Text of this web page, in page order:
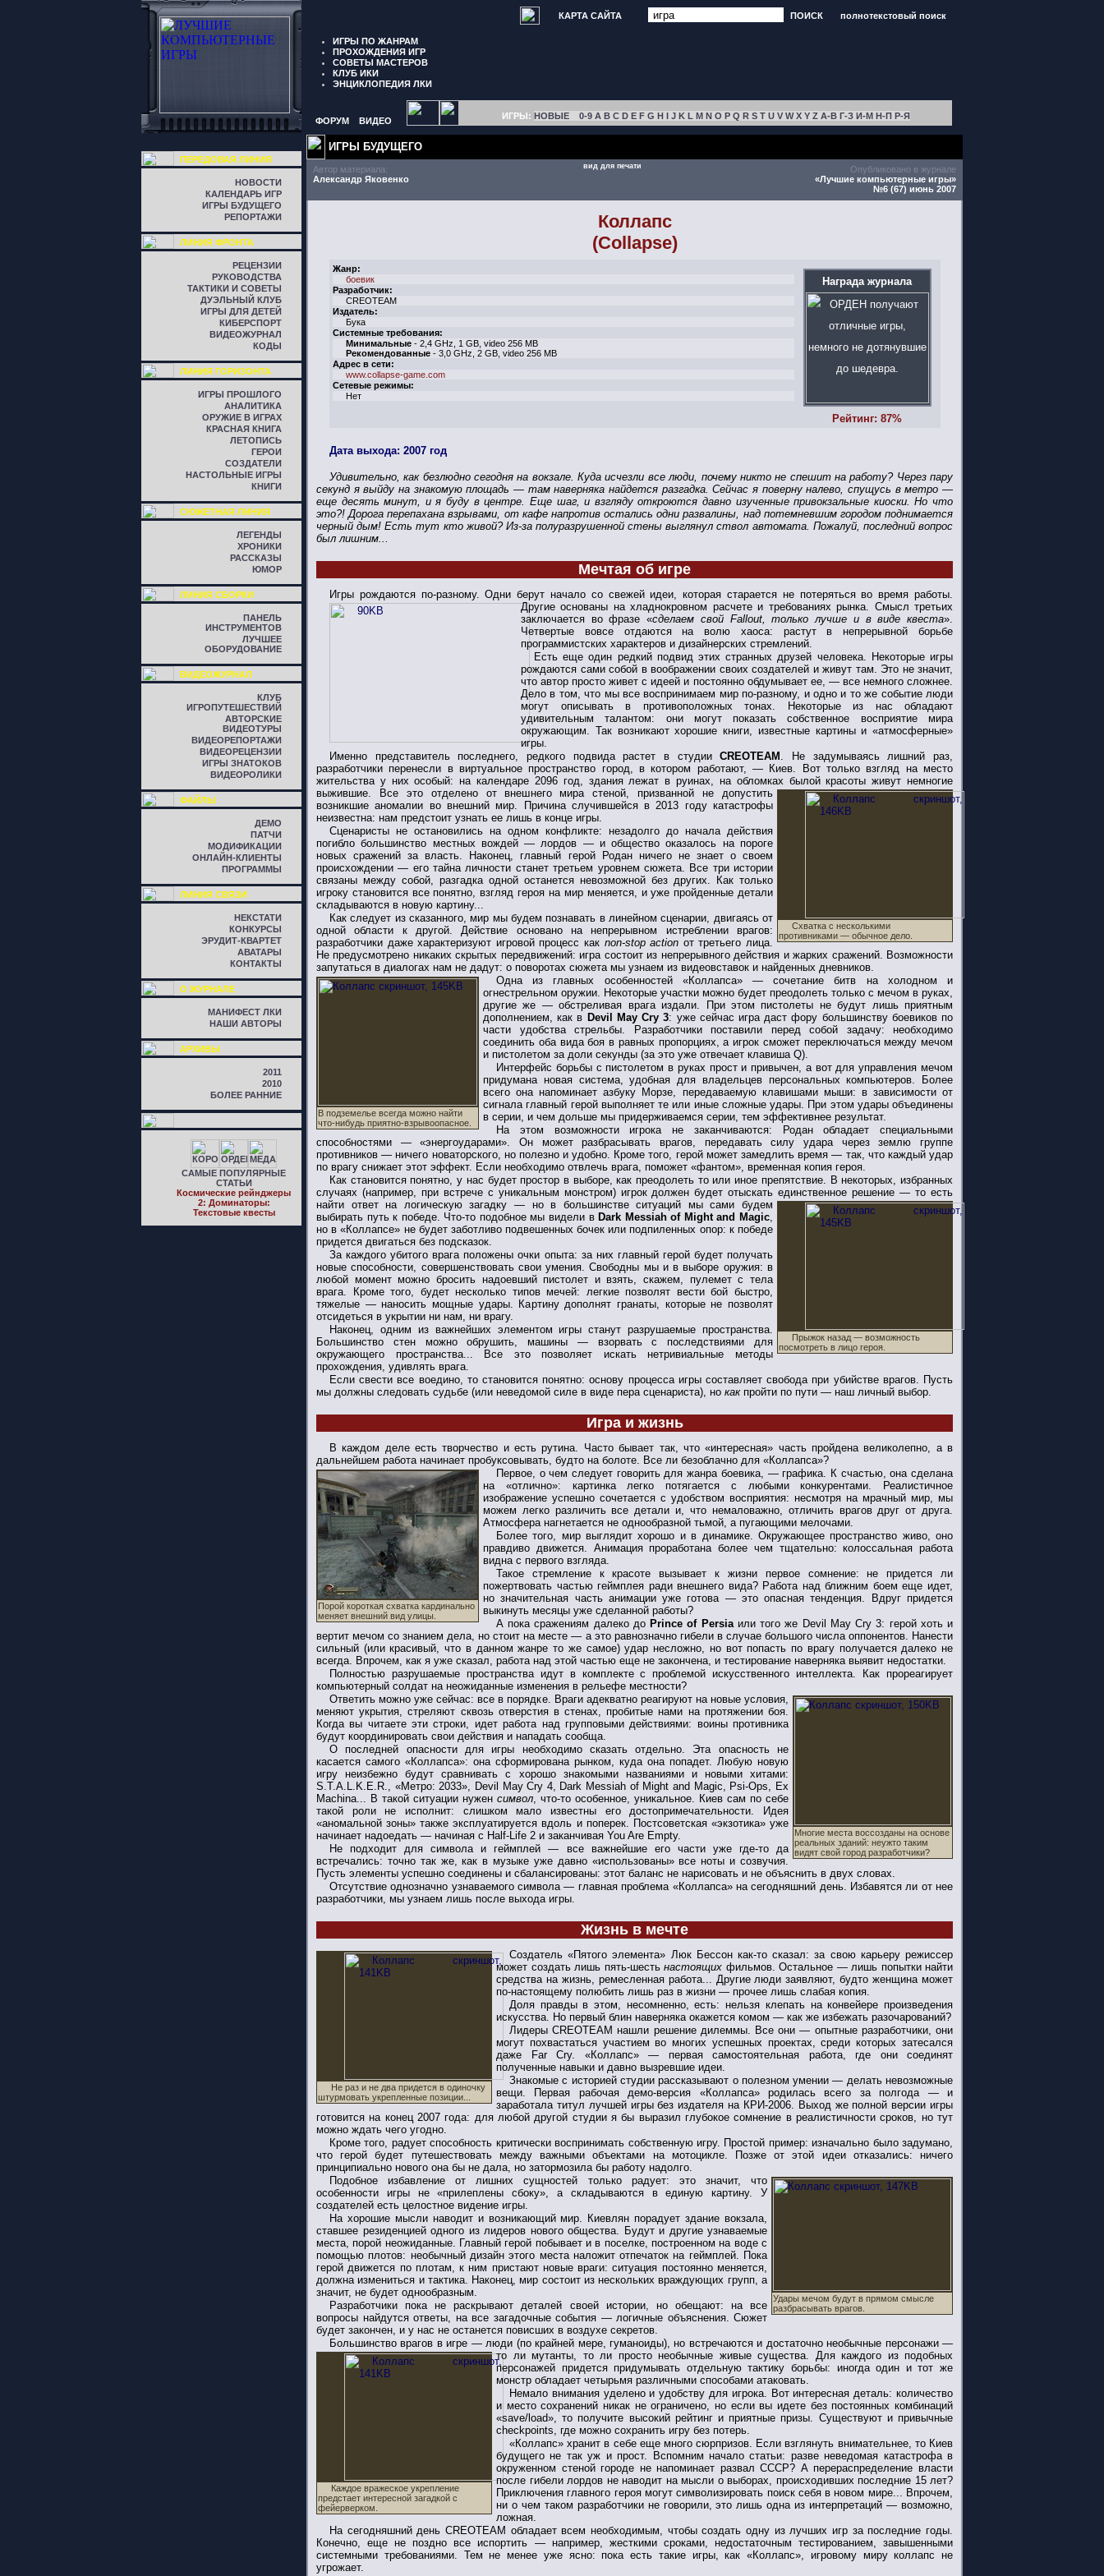
КАРТА САЙТА ПОИСК полнотекстовый поиск
ИГРЫ ПО ЖАНРАМ
ПРОХОЖДЕНИЯ ИГР
СОВЕТЫ МАСТЕРОВ
КЛУБ ИКИ
ЭНЦИКЛОПЕДИЯ ЛКИ
ФОРУМ ВИДЕО ИГРЫ: НОВЫЕ 0-9 A B C D E F G H I J K L M N O P Q R S T U V W X Y Z А-В Г-З И-М Н-П Р-Я
ПЕРЕДОВАЯ ЛИНИЯ
НОВОСТИ
КАЛЕНДАРЬ ИГР
ИГРЫ БУДУЩЕГО
РЕПОРТАЖИ
ЛИНИЯ ФРОНТА
РЕЦЕНЗИИ
РУКОВОДСТВА
ТАКТИКИ И СОВЕТЫ
ДУЭЛЬНЫЙ КЛУБ
ИГРЫ ДЛЯ ДЕТЕЙ
КИБЕРСПОРТ
ВИДЕОЖУРНАЛ
КОДЫ
ЛИНИЯ ГОРИЗОНТА
ИГРЫ ПРОШЛОГО
АНАЛИТИКА
ОРУЖИЕ В ИГРАХ
КРАСНАЯ КНИГА
ЛЕТОПИСЬ
ГЕРОИ
СОЗДАТЕЛИ
НАСТОЛЬНЫЕ ИГРЫ
КНИГИ
СЮЖЕТНАЯ ЛИНИЯ
ЛЕГЕНДЫ
ХРОНИКИ
РАССКАЗЫ
ЮМОР
ЛИНИЯ СБОРКИ
ПАНЕЛЬ
ИНСТРУМЕНТОВ
ЛУЧШЕЕ
ОБОРУДОВАНИЕ
ВИДЕОЖУРНАЛ
КЛУБ
ИГРОПУТЕШЕСТВИЙ
АВТОРСКИЕ
ВИДЕОТУРЫ
ВИДЕОРЕПОРТАЖИ
ВИДЕОРЕЦЕНЗИИ
ИГРЫ ЗНАТОКОВ
ВИДЕОРОЛИКИ
ФАЙЛЫ
ДЕМО
ПАТЧИ
МОДИФИКАЦИИ
ОНЛАЙН-КЛИЕНТЫ
ПРОГРАММЫ
ЛИНИЯ СВЯЗИ
НЕКСТАТИ
КОНКУРСЫ
ЭРУДИТ-КВАРТЕТ
АВАТАРЫ
КОНТАКТЫ
О ЖУРНАЛЕ
МАНИФЕСТ ЛКИ
НАШИ АВТОРЫ
АРХИВЫ
2011
2010
БОЛЕЕ РАННИЕ
САМЫЕ ПОПУЛЯРНЫЕ
СТАТЬИ
Космические рейнджеры
2: Доминаторы:
Текстовые квесты
ИГРЫ БУДУЩЕГО
Автор материала:
Александр Яковенко
Опубликовано в журнале
«Лучшие компьютерные игры»
№6 (67) июнь 2007
вид для печати
Коллапс
(Collapse)
Жанр:
боевик
Разработчик:
CREOTEAM
Издатель:
Бука
Системные требования:
Минимальные- 2,4 GHz, 1 GB, video 256 MB
Рекомендованные- 3,0 GHz, 2 GB, video 256 MB
Адрес в сети:
www.collapse-game.com
Сетевые режимы:
Нет
Награда журнала
Рейтинг: 87%
Дата выхода: 2007 год
Удивительно, как безлюдно сегодня на вокзале. Куда исчезли все люди, почему никто не спешит на работу? Через пару
секунд я выйду на знакомую площадь — там наверняка найдется разгадка. Сейчас я поверну налево, спущусь в метро —
еще десять минут, и я буду в центре. Еще шаг, и взгляду откроются давно изученные привокзальные киоски. Но что
это?! Дорога перепахана взрывами, от кафе напротив остались одни развалины, над потемневшим городом поднимается
черный дым! Есть тут кто живой? Из-за полуразрушенной стены выглянул ствол автомата. Пожалуй, последний вопрос
был лишним...
Мечтая об игре
Игры рождаются по-разному. Одни берут начало со свежей идеи, которая старается не потеряться во время работы.
Другие основаны на хладнокровном расчете и требованиях рынка. Смысл третьих
заключается во фразе «сделаем свой Fallout, только лучше и в виде квеста».
Четвертые вовсе отдаются на волю хаоса: растут в непрерывной борьбе
программистских характеров и дизайнерских стремлений.
Есть еще один редкий подвид этих странных друзей человека. Некоторые игры
рождаются сами собой в воображении своих создателей и живут там. Это не значит,
что автор просто живет с идеей и постоянно обдумывает ее, — все немного сложнее.
Дело в том, что мы все воспринимаем мир по-разному, и одно и то же событие люди
могут описывать в противоположных тонах. Некоторые из нас обладают
удивительным талантом: они могут показать собственное восприятие мира
окружающим. Так возникают хорошие книги, известные картины и «атмосферные»
игры.
Именно представитель последнего, редкого подвида растет в студииCREOTEAM . Не задумываясь лишний раз,
разработчики перенесли в виртуальное пространство город, в котором работают, — Киев. Вот только взгляд на место
жительства у них особый: на календаре 2096 год, здания лежат в руинах, на обломках былой красоты живут немногие
выжившие. Все это отделено от внешнего мира стеной,
Схватка с несколькими
противниками — обычное дело.
призванной не допустить
возникшие аномалии во внешний мир. Причина случившейся в 2013 году катастрофы
неизвестна: нам предстоит узнать ее лишь в конце игры.
Сценаристы не остановились на одном конфликте: незадолго до начала действия
погибло большинство местных вождей — лордов — и общество оказалось на пороге
новых сражений за власть. Наконец, главный герой Родан ничего не знает о своем
происхождении — его тайна личности станет третьем уровнем сюжета. Все три истории
связаны между собой, разгадка одной останется невозможной без других. Как только
игроку становится все понятно, взгляд героя на мир меняется, и уже пройденные детали
складываются в новую картину...
Как следует из сказанного, мир мы будем познавать в линейном сценарии, двигаясь от
одной области к другой. Действие основано на непрерывном истреблении врагов:
разработчики даже характеризуют игровой процесс как non-stop action от третьего лица.
Не предусмотрено никаких скрытых передвижений: игра состоит из непрерывного действия и жарких сражений. Возможности
запутаться в диалогах нам не дадут: о поворотах сюжета мы узнаем из видеовставок и найденных дневников.
В подземелье всегда можно найти
что-нибудь приятно-взрывоопасное.
Одна из главных особенностей «Коллапса» — сочетание битв на холодном и
огнестрельном оружии. Некоторые участки можно будет преодолеть только с мечом в руках,
другие же — обстреливая врага издали. При этом пистолеты не будут лишь приятным
дополнением, как в Devil May Cry 3: уже сейчас игра даст фору большинству боевиков по
части удобства стрельбы. Разработчики поставили перед собой задачу: необходимо
соединить оба вида боя в равных пропорциях, а игрок сможет переключаться между мечом
и пистолетом за доли секунды (за это уже отвечает клавиша Q).
Интерфейс борьбы с пистолетом в руках прост и привычен, а вот для управления мечом
придумана новая система, удобная для владельцев персональных компьютеров. Более
всего она напоминает азбуку Морзе, передаваемую клавишами мыши: в зависимости от
сигнала главный герой выполняет те или иные сложные удары. При этом удары объединены
в серии, и чем дольше мы придерживаемся серии, тем эффективнее результат.
На этом возможности игрока не заканчиваются: Родан обладает специальными
способностями — «энергоударами». Он может разбрасывать врагов, передавать силу удара через землю группе
противников — ничего новаторского, но полезно и удобно. Кроме того, герой может замедлить время — так, что каждый удар
по врагу снижает этот эффект. Если необходимо отвлечь врага, поможет «фантом», временная копия героя.
Как становится понятно, у нас будет простор в выборе, как преодолеть то или иное препятствие. В некоторых, избранных
случаях (например, при встрече с уникальным монстром) игрок должен будет отыскать единственное решение —
Прыжок назад — возможность
посмотреть в лицо героя.
то есть
найти ответ на логическую загадку — но в большинстве ситуаций мы сами будем
выбирать путь к победе. Что-то подобное мы видели в Dark Messiah of Might and Magic,
но в «Коллапсе» не будет заботливо подвешенных бочек или подпиленных опор: к победе
придется двигаться без подсказок.
За каждого убитого врага положены очки опыта: за них главный герой будет получать
новые способности, совершенствовать свои умения. Свободны мы и в выборе оружия: в
любой момент можно бросить надоевший пистолет и взять, скажем, пулемет с тела
врага. Кроме того, будет несколько типов мечей: легкие позволят вести бой быстро,
тяжелые — наносить мощные удары. Картину дополнят гранаты, которые не позволят
отсидеться в укрытии ни нам, ни врагу.
Наконец, одним из важнейших элементом игры станут разрушаемые пространства.
Большинство стен можно обрушить, машины — взорвать с последствиями для
окружающего пространства... Все это позволяет искать нетривиальные методы
прохождения, удивлять врага.
Если свести все воедино, то становится понятно: основу процесса игры составляет свобода при убийстве врагов. Пусть
мы должны следовать судьбе (или неведомой силе в виде пера сценариста), но какпройти по пути — наш личный выбор.
Игра и жизнь
В каждом деле есть творчество и есть рутина. Часто бывает так, что «интересная» часть пройдена великолепно, а в
дальнейшем работа начинает пробуксовывать, будто на болоте. Все ли безоблачно для «Коллапса»?
Порой короткая схватка кардинально
меняет внешний вид улицы.
Первое, о чем следует говорить для жанра боевика, — графика. К счастью, она сделана
на «отлично»: картинка легко потягается с любыми конкурентами. Реалистичное
изображение успешно сочетается с удобством восприятия: несмотря на мрачный мир, мы
можем легко различить все детали и, что немаловажно, отличить врагов друг от друга.
Атмосфера нагнетается не однообразной тьмой, а пугающими мелочами.
Более того, мир выглядит хорошо и в динамике. Окружающее пространство живо, оно
правдиво движется. Анимация проработана более чем тщательно: колоссальная работа
видна с первого взгляда.
Такое стремление к красоте вызывает к жизни первое сомнение: не придется ли
пожертвовать частью геймплея ради внешнего вида? Работа над ближним боем еще идет,
но значительная часть анимации уже готова — это опасная тенденция. Вдруг придется
выкинуть месяцы уже сделанной работы?
А пока сражениям далеко до Prince of Persiaили того же Devil May Cry 3: герой хоть и
вертит мечом со знанием дела, но стоит на месте — а это равнозначно гибели в случае большого числа оппонентов. Нанести
сильный (или красивый, что в данном жанре то же самое) удар несложно, но вот попасть по врагу получается далеко не
всегда. Впрочем, как я уже сказал, работа над этой частью еще не закончена, и тестирование наверняка выявит недостатки.
Полностью разрушаемые пространства идут в комплекте с проблемой искусственного интеллекта. Как прореагирует
компьютерный солдат на неожиданные изменения в рельефе местности?
Многие места воссозданы на основе
реальных зданий: неужто таким
видят свой город разработчики?
Ответить можно уже сейчас: все в порядке. Враги адекватно реагируют на новые условия,
меняют укрытия, стреляют сквозь отверстия в стенах, пробитые нами на протяжении боя.
Когда вы читаете эти строки, идет работа над групповыми действиями: воины противника
будут координировать свои действия и нападать сообща.
О последней опасности для игры необходимо сказать отдельно. Эта опасность не
касается самого «Коллапса»: она сформирована рынком, куда она попадет. Любую новую
игру неизбежно будут сравнивать с хорошо знакомыми названиями и новыми хитами:
S.T.A.L.K.E.R., «Метро: 2033», Devil May Cry 4, Dark Messiah of Might and Magic, Psi-Ops, Ex
Machina... В такой ситуации нужен символ, что-то особенное, уникальное. Киев сам по себе
такой роли не исполнит: слишком мало известны его достопримечательности. Идея
«аномальной зоны» также эксплуатируется вдоль и поперек. Постсоветская «экзотика» уже
начинает надоедать — начиная с Half-Life 2 и заканчивая You Are Empty.
Не подходит для символа и геймплей — все важнейшие его части уже где-то да
встречались: точно так же, как в музыке уже давно «использованы» все ноты и созвучия.
Пусть элементы успешно соединены и сбалансированы: этот баланс не нарисовать и не объяснить в двух словах.
Отсутствие однозначно узнаваемого символа — главная проблема «Коллапса» на сегодняшний день. Избавятся ли от нее
разработчики, мы узнаем лишь после выхода игры.
Жизнь в мечте
Создатель «Пятого элемента»
Не раз и не два придется в одиночку
штурмовать укрепленные позиции...
Люк Бессон как-то сказал: за свою карьеру режиссер
может создать лишь пять-шесть настоящих фильмов. Остальное — лишь попытки найти
средства на жизнь, ремесленная работа... Другие люди заявляют, будто женщина может
по-настоящему полюбить лишь раз в жизни — прочее лишь слабая копия.
Доля правды в этом, несомненно, есть: нельзя клепать на конвейере произведения
искусства. Но первый блин наверняка окажется комом — как же избежать разочарований?
Лидеры CREOTEAM нашли решение дилеммы. Все они — опытные разработчики, они
могут похвастаться участием во многих успешных проектах, среди которых затесался
даже Far Cry. «Коллапс» — первая самостоятельная работа, где они соединят
полученные навыки и давно вызревшие идеи.
Знакомые с историей студии рассказывают о полезном умении — делать невозможные
вещи. Первая рабочая демо-версия «Коллапса» родилась всего за полгода — и
заработала титул лучшей игры без издателя на КРИ-2006. Выход же полной версии игры
готовится на конец 2007 года: для любой другой студии я бы выразил глубокое сомнение в реалистичности сроков, но тут
можно ждать чего угодно.
Кроме того, радует способность критически воспринимать собственную игру. Простой пример: изначально было задумано,
что герой будет путешествовать между важными объектами на мотоцикле. Позже от этой идеи отказались: ничего
принципиально нового она бы не дала, но затормозила бы работу надолго.
Удары мечом будут в прямом смысле
разбрасывать врагов.
Подобное избавление от лишних сущностей только радует: это значит, что
особенности игры не «прилеплены сбоку», а складываются в единую картину. У
создателей есть целостное видение игры.
На хорошие мысли наводит и возникающий мир. Киевлян порадует здание вокзала,
ставшее резиденцией одного из лидеров нового общества. Будут и другие узнаваемые
места, порой неожиданные. Главный герой побывает и в поселке, построенном на воде с
помощью плотов: необычный дизайн этого места наложит отпечаток на геймплей. Пока
герой движется по плотам, к ним пристают новые враги: ситуация постоянно меняется,
должна измениться и тактика. Наконец, мир состоит из нескольких враждующих групп, а
значит, не будет однообразным.
Разработчики пока не раскрывают деталей своей истории, но обещают: на все
вопросы найдутся ответы, на все загадочные события — логичные объяснения. Сюжет
будет закончен, и у нас не останется повисших в воздухе секретов.
Большинство врагов в игре — люди (по крайней мере, гуманоиды), но встречаются и достаточно необычные персонажи —
то ли мутанты, то ли просто необычные живые существа.
Каждое вражеское укрепление
предстает интересной загадкой с
фейерверком.
Для каждого из подобных
персонажей придется придумывать отдельную тактику борьбы: иногда один и тот же
монстр обладает четырьмя различными способами атаковать.
Немало внимания уделено и удобству для игрока. Вот интересная деталь: количество
и место сохранений никак не ограничено, но если вы идете без постоянных комбинаций
«save/load», то получите высокий рейтинг и приятные призы. Существуют и привычные
checkpoints, где можно сохранить игру без потерь.
«Коллапс» хранит в себе еще много сюрпризов. Если взглянуть внимательнее, то Киев
будущего не так уж и прост. Вспомним начало статьи: разве неведомая катастрофа в
окруженном стеной городе не напоминает развал СССР? А перераспределение власти
после гибели лордов не наводит на мысли о выборах, происходивших последние 15 лет?
Приключения главного героя могут символизировать поиск себя в новом мире... Впрочем,
ни о чем таком разработчики не говорили, это лишь одна из интерпретаций — возможно,
ложная.
На сегодняшний день CREOTEAM обладает всем необходимым, чтобы создать одну из лучших игр за последние годы.
Конечно, еще не поздно все испортить — например, жесткими сроками, недостаточным тестированием, завышенными
системными требованиями. Тем не менее уже ясно: пока есть такие игры, как «Коллапс», игровому миру коллапс не
угрожает.